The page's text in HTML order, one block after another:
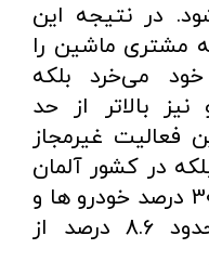
در نتیجه این
مشتری ماشین را
می‌خرد بلکه
بالاتر از حد
فعالیت غیرمجاز
در کشور آلمان
و در شهر مونیخ، در حدود 30 درصد خودرو ها و
در بلژیک این عدد در حدود 8.6 درصد از